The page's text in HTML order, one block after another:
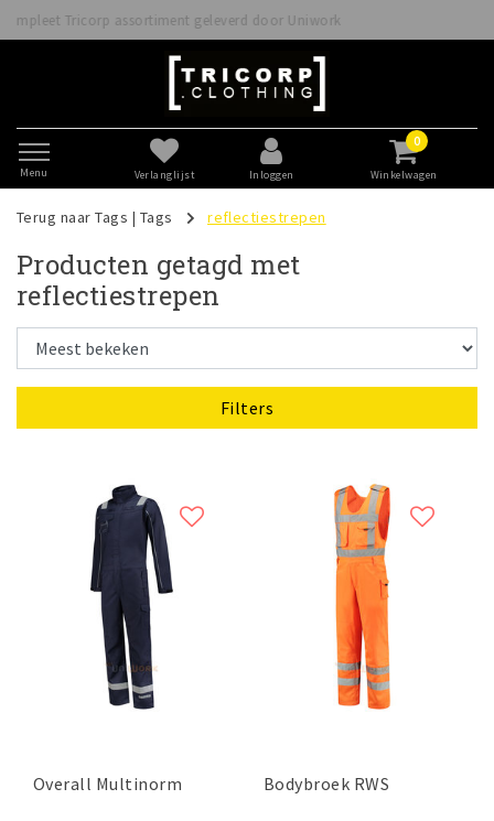
Betaal veilig direct of achteraf met Klarna
Menu Verlanglijst Inloggen
0
Winkelwagen
Terug naar Tags | Tags reflectiestrepen
Producten getagd met
reflectiestrepen
Filters
Overall Multinorm Bodybroek RWS